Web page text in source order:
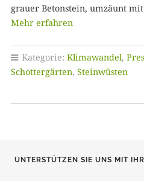
grauer Betonstein, umzäunt
Mehr erfahren
Kategorie: Klimawandel,
Schottergärten, Steinwüsten
UNTERSTÜTZEN SIE UNS MIT